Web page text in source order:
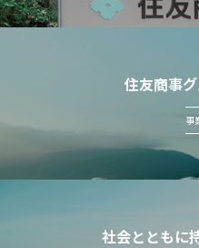
住友商事
事
社会とともに